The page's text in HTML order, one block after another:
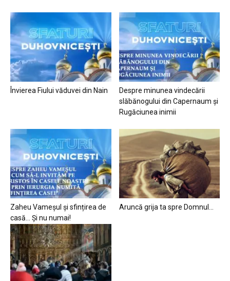
Învierea Fiului văduvei din Nain
Despre minunea vindecării
slăbănogului din Capernaum și
Rugăciunea inimii
Zaheu Vameșul și sfințirea de
casă… Și nu numai!
Aruncă grija ta spre Domnul…